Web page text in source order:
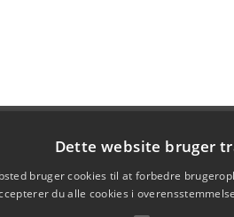
Dette website bruger
bruger cookies til at forbedre
du alle cookies i